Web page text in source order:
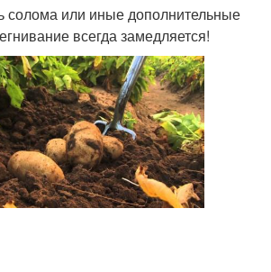
солома или иные дополнительные
всегда замедляется!